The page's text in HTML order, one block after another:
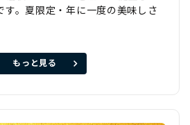
す。夏限定・年に一度の美味しさ
もっと見る